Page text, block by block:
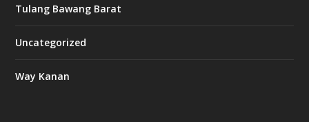
Tulang Bawang Barat
Uncategorized
Way Kanan